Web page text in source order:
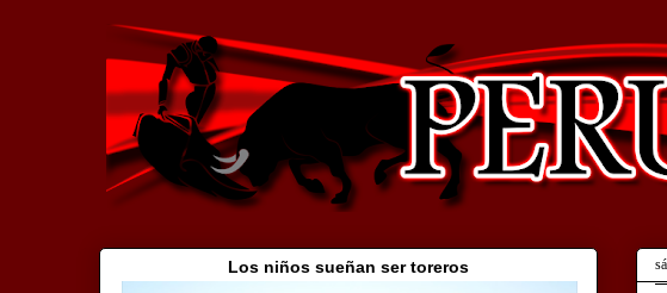
Los niños sueñan ser toreros